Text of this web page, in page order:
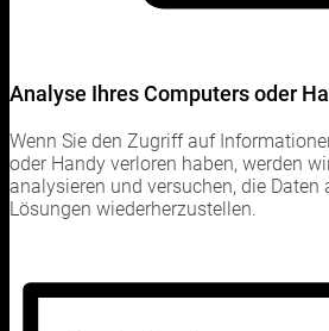
Analyse Ihres Computers oder
Wenn Sie den Zugriff auf
oder Handy verloren haben, werden
analysieren und versuchen, die Daten
Lösungen wiederherzustellen.